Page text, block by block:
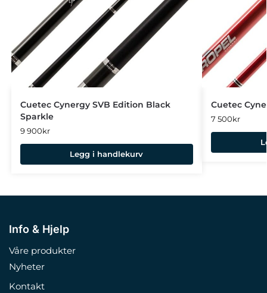
Cuetec Cynergy SVB Edition Black
Sparkle
9 900kr
Legg i handlekurv
Cuetec
7 500kr
Info & Hjelp
Våre produkter
Nyheter
Kontakt